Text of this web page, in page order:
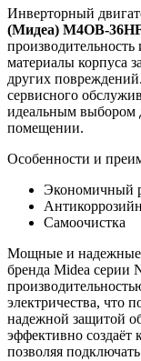
Инверторный
(Мидеа) M4OB-
материалы корпуса
других
сервисного
идеальным выбором
помещении.
Особенности и
Экономичный
Самоочистка
Мощные и надежные
бренда Midea серии
электричества, что
надежной защитой
эффективно
позволяя